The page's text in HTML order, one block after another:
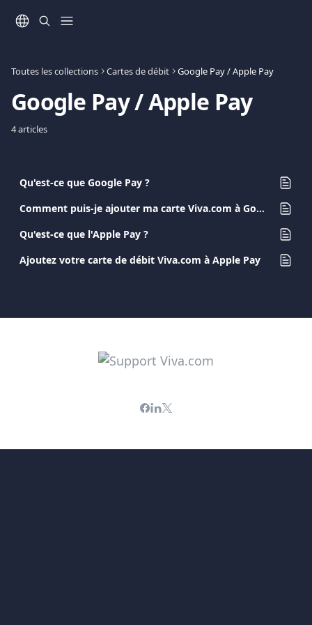
Toutes les collections Cartes de débit Google Pay / Apple Pay
Google Pay / Apple Pay
4 articles
Qu'est-ce que Google Pay ?
Comment puis-je ajouter ma carte Viva.com à Google Pay
Qu'est-ce que l'Apple Pay ?
Ajoutez votre carte de débit Viva.com à Apple Pay